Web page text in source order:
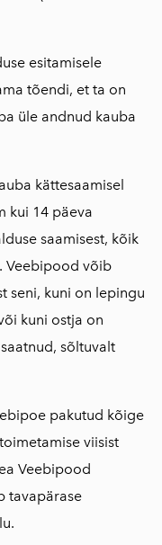
esitamisele
tõendi, et ta on
üle andnud kauba
kättesaamisel
kui 14 päeva
saamisest, kõik
Veebipood võib
seni, kuni on lepingu
kuni ostja on
sõltuvalt
pakutud kõige
viisist
Veebipood
tavapärase